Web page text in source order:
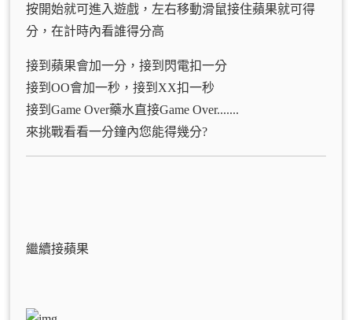
按開始就可進入遊戲，左右移動滑鼠接住蘋果就可得
分，在計時內看誰得分高
接到蘋果會加一分，接到閃電扣一分
接到OO會加一秒，接到XX扣一秒
接到Game Over藥水直接Game Over.......
來挑戰看看一分鐘內您能得幾分?
繼續接蘋果